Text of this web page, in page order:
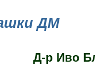
ДМ
Д-р Иво